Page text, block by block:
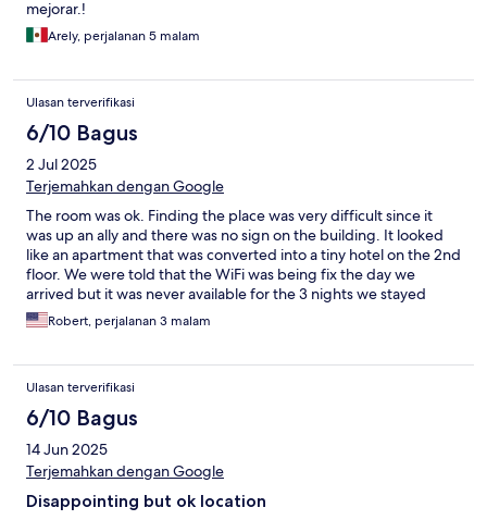
mejorar.!
Arely, perjalanan 5 malam
Ulasan terverifikasi
6/10 Bagus
2 Jul 2025
Terjemahkan dengan Google
The room was ok. Finding the place was very difficult since it
was up an ally and there was no sign on the building. It looked
like an apartment that was converted into a tiny hotel on the 2nd
floor. We were told that the WiFi was being fix the day we
arrived but it was never available for the 3 nights we stayed
there. When we ask about it it, Carlos said it wasn’t fixed but
could you open the door for someone that locked themselves
he gave us some good and some bad info about Sorrento. The
room wasn’t cleaned the entire stay but we were able to get
additional towels and cafe from the unlocked closest in the
office area. It was close to the main tourist areas but I would
recommend staying at a real hotel or Airbnb if you want
amenities and better service.
Robert, perjalanan 3 malam
Ulasan terverifikasi
6/10 Bagus
14 Jun 2025
Terjemahkan dengan Google
Disappointing but ok location